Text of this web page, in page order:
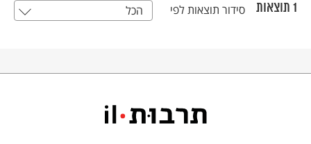
כל האתר
1 תוצאות סידור תוצאות לפי הכל